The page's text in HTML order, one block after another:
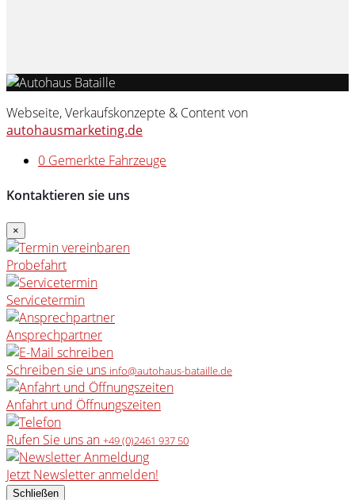
Webseite, Verkaufskonzepte & Content von
autohausmarketing.de
0 Gemerkte Fahrzeuge
Kontaktieren sie uns
×
Probefahrt
Servicetermin
Ansprechpartner
Schreiben sie uns info@autohaus-bataille.de
Anfahrt und Öffnungszeiten
Rufen Sie uns an +49 (0)2461 937 50
Jetzt Newsletter anmelden!
Schließen